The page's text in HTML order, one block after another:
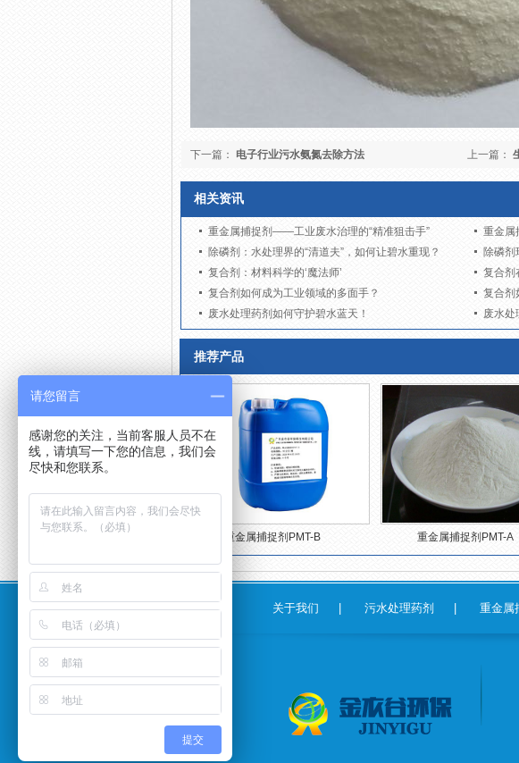
上一篇：
下一篇： 电子行业污水氨氮去除方法
相关资讯
重金属捕捉剂——工业废水治理的“精准狙击手”
重金属
除磷剂：水处理界的“清道夫”，如何让碧水重现？
复合剂：材料科学的‘魔法师’
复合剂
复合剂如何成为工业领域的多面手？
复合剂
废水处理药剂如何守护碧水蓝天！
废水处
推荐产品
重金属捕捉剂PMT-B 重金属捕捉剂PMT-A
关于我们 污水处理药剂 重金属
请您留言
感谢您的关注，当前客服人员不在
线，请填写一下您的信息，我们会
尽快和您联系。
提交